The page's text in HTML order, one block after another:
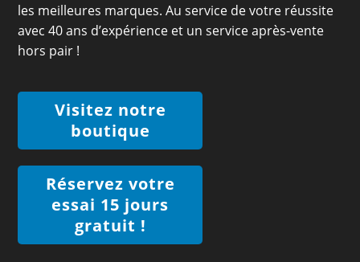
les meilleures marques. Au service de votre réussite
avec 40 ans d’expérience et un service après-vente
hors pair !
Visitez notre
boutique
Réservez votre
essai 15 jours
gratuit !